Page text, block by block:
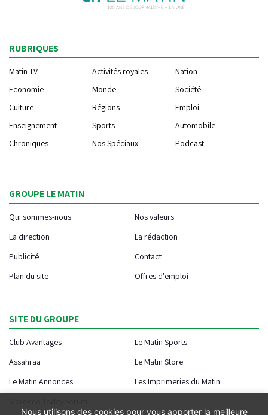
RUBRIQUES
Matin TV Activités royales
Nation
Economie
Monde
Société
Culture
Régions
Emploi
Enseignement
Sports
Automobile
Chroniques
Nos Spéciaux Podcast
GROUPE LE MATIN
Qui sommes-nous
Nos valeurs
La direction
La rédaction
Publicité
Contact
Plan du site
Offres d'emploi
SITE DU GROUPE
Club Avantages
Le Matin Sports
Assahraa
Le Matin Store
Le Matin Annonces
Les Imprimeries du Matin
Nous utilisons des cookies pour vous apporter la meilleure